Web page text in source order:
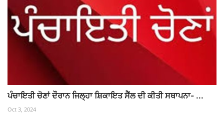
ਪੰਚਾਇਤੀ ਚੋਣਾਂ ਦੌਰਾਨ ਜਿਲ੍ਹਾ ਸ਼ਿਕਾਇਤ ਸੈੱਲ ਦੀ ਕੀਤੀ ਸਥਾਪਨਾ- ...
Oct 3, 2024